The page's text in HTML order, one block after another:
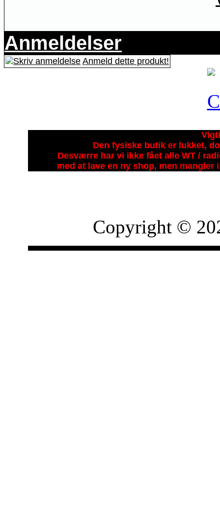
Anmeldelser
Anmeld dette produkt!
Den fysiske butik er lukket,
Desværre har vi ikke fået alle WT /
med at lave en ny shop, men mangler
Copyright ©